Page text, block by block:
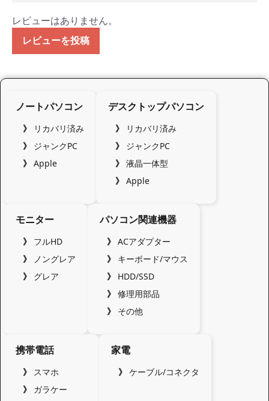
レビューはありません。
レビューを投稿
ノートパソコン
リカバリ済み
ジャンクPC
Apple
デスクトップパソコン
リカバリ済み
ジャンクPC
液晶一体型
Apple
モニター
フルHD
ノングレア
グレア
パソコン関連機器
ACアダプター
キーボード/マウス
HDD/SSD
修理用部品
その他
携帯電話
スマホ
ガラケー
家電
ケーブル/コネクタ